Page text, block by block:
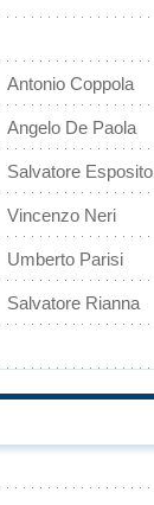
Antonio Coppola
Angelo De Paola
Salvatore Esposito
Vincenzo Neri
Umberto Parisi
Salvatore Rianna